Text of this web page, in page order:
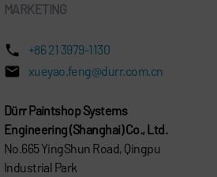
MARKETING
+86 21 3979-1130
xueyao.feng@durr.com.cn
Dürr Paintshop Systems
Engineering (Shanghai) Co., Ltd.
No.665 YingShun Road, Qingpu
Industrial Park